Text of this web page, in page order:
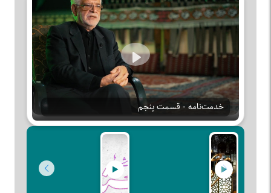
Play
خدمت‌نامه - قسمت پنجم